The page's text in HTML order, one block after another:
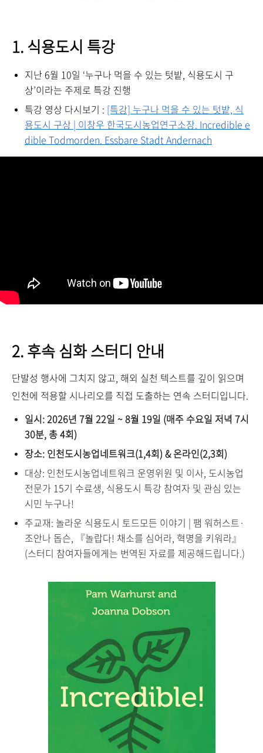
1. 식용도시 특강
지난 6월 10일 ‘누구나 먹을 수 있는 텃밭, 식용도시 구
상’이라는 주제로 특강 진행
특강 영상 다시보기 : [특강] 누구나 먹을 수 있는 텃밭, 식
용도시 구상 | 이창우 한국도시농업연구소장. Incredible e
dible Todmorden. Essbare Stadt Andernach
2. 후속 심화 스터디 안내
단발성 행사에 그치지 않고, 해외 실천 텍스트를 깊이 읽으며
인천에 적용할 시나리오를 직접 도출하는 연속 스터디입니다.
일시:2026년 7월 22일 ~ 8월 19일 (매주 수요일 저녁 7시
30분, 총 4회)
장소: 인천도시농업네트워크(1,4회) & 온라인(2,3회)
대상: 인천도시농업네트워크 운영위원 및 이사, 도시농업
전문가 15기 수료생, 식용도시 특강 참여자 및 관심 있는
시민 누구나!
주교재: 놀라운 식용도시 토드모든 이야기 | 팸 워허스트·
조안나 돕슨, 『놀랍다! 채소를 심어라, 혁명을 키워라』
(스터디 참여자들에게는 번역된 자료를 제공해드립니다.)